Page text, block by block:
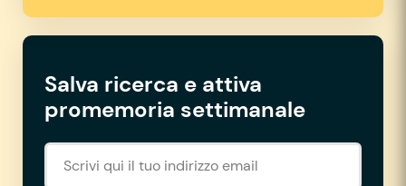
Salva ricerca e attiva
promemoria settimanale